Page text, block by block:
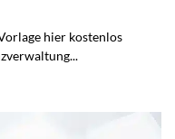
hier kostenlos